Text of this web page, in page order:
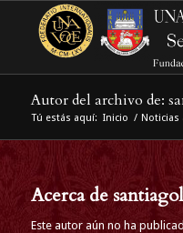
Autor del archivo de:
Tú estás aquí: Inicio / Noticias
Acerca de
Este autor aún no ha